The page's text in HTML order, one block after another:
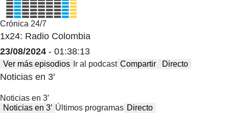
Crónica 24/7
1x24: Radio Colombia
23/08/2024 - 01:38:13
Ver más episodios Ir al podcast Compartir Directo
Noticias en 3′
Noticias en 3′
Noticias en 3′ Últimos programas Directo